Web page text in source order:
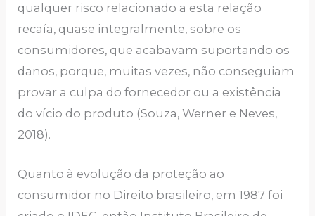
qualquer risco relacionado a esta relação
recaía, quase integralmente, sobre os
consumidores, que acabavam suportando os
danos, porque, muitas vezes, não conseguiam
provar a culpa do fornecedor ou a existência
do vício do produto (Souza, Werner e Neves,
2018).
Quanto à evolução da proteção ao
consumidor no Direito brasileiro, em 1987 foi